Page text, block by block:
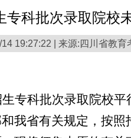
专科批次录取院
14 19:27:22 | 来源:四川省教育
专科批次录取院校
我省有关规定，按照